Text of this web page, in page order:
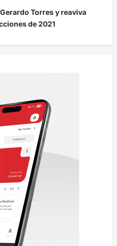
Torres y reaviva
de 2021